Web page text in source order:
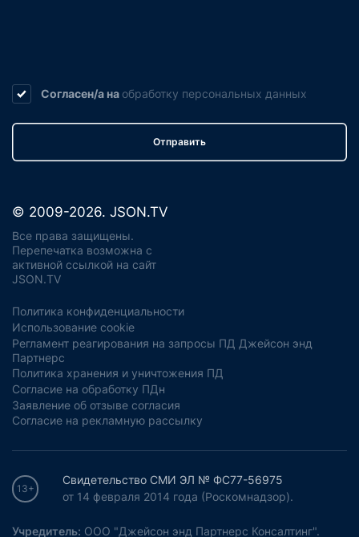
Согласен/а на обработку персональных данных
Отправить
© 2009-2026. JSON.TV
Все права защищены.
Перепечатка возможна с
активной ссылкой на сайт
JSON.TV
Политика конфиденциальности
Использование cookie
Регламент реагирования на запросы ПД Джейсон энд
Партнерс
Политика хранения и уничтожения ПД
Согласие на обработку ПДн
Заявление об отзыве согласия
Согласие на рекламную рассылку
13+
Свидетельство СМИ ЭЛ № ФС77-56975
от 14 февраля 2014 года (Роскомнадзор).
Учредитель: ООО "Джейсон энд Партнерс Консалтинг".